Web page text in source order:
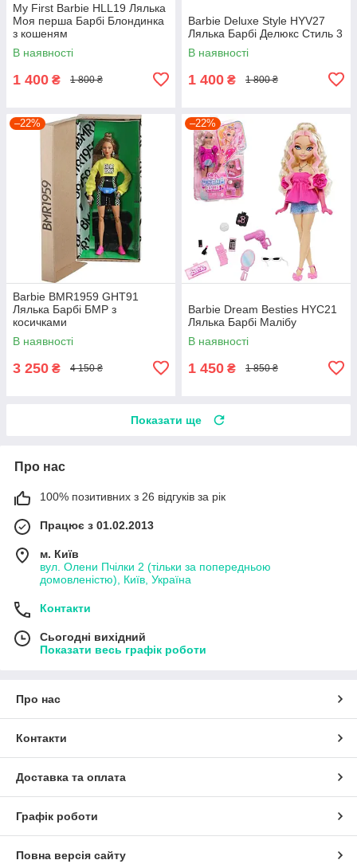
My First Barbie HLL19 Лялька
Моя перша Барбі Блондинка
з кошеням
В наявності
1 400 ₴ 1 800 ₴
Barbie Deluxe Style HYV27
Лялька Барбі Делюкс Стиль 3
В наявності
1 400 ₴ 1 800 ₴
–22%
Barbie BMR1959 GHT91
Лялька Барбі БМР з
косичками
В наявності
3 250 ₴ 4 150 ₴
–22%
Barbie Dream Besties HYC21
Лялька Барбі Малібу
В наявності
1 450 ₴ 1 850 ₴
Показати ще
Про нас
100% позитивних з 26 відгуків за рік
Працює з 01.02.2013
м. Київ
вул. Олени Пчілки 2 (тільки за попередньою
домовленістю), Київ, Україна
Контакти
Сьогодні вихідний
Показати весь графік роботи
Про нас
Контакти
Доставка та оплата
Графік роботи
Повна версія сайту